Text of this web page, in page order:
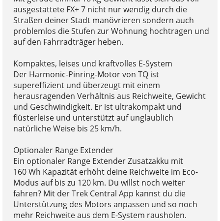
ausgestattete FX+ 7 nicht nur wendig durch die
Straßen deiner Stadt manövrieren sondern auch
problemlos die Stufen zur Wohnung hochtragen und
auf den Fahrradträger heben.
Kompaktes, leises und kraftvolles E-System
Der Harmonic-Pinring-Motor von TQ ist
supereffizient und überzeugt mit einem
herausragenden Verhältnis aus Reichweite, Gewicht
und Geschwindigkeit. Er ist ultrakompakt und
flüsterleise und unterstützt auf unglaublich
natürliche Weise bis 25 km/h.
Optionaler Range Extender
Ein optionaler Range Extender Zusatzakku mit
160 Wh Kapazität erhöht deine Reichweite im Eco-
Modus auf bis zu 120 km. Du willst noch weiter
fahren? Mit der Trek Central App kannst du die
Unterstützung des Motors anpassen und so noch
mehr Reichweite aus dem E-System rausholen.